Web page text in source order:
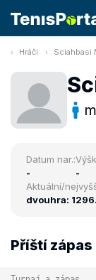
Hráči Sciahbasi
Datum nar.:
-
-
Aktuální/
dvouhra:
Příští zápas